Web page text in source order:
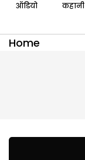
ऑडियो कहानी
Home